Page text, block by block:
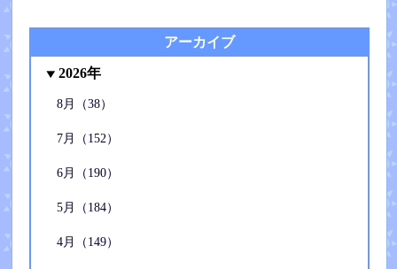
アーカイブ
2026年
8月（38）
7月（152）
6月（190）
5月（184）
4月（149）